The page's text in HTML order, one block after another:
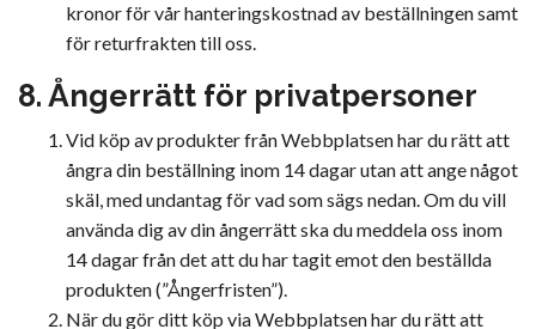
kronor för vår hanteringskostnad av beställningen samt
för returfrakten till oss.
8. Ångerrätt för privatpersoner
Vid köp av produkter från Webbplatsen har du rätt att
ångra din beställning inom 14 dagar utan att ange något
skäl, med undantag för vad som sägs nedan. Om du vill
använda dig av din ångerrätt ska du meddela oss inom
14 dagar från det att du har tagit emot den beställda
produkten (”Ångerfristen”).
När du gör ditt köp via Webbplatsen har du rätt att